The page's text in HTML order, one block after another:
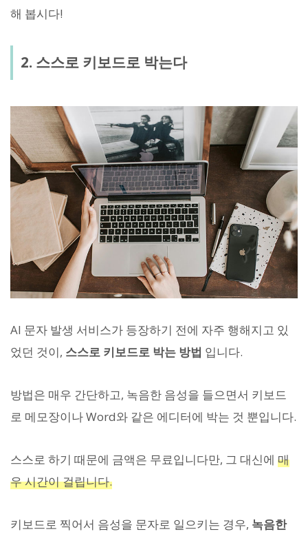
해 봅시다!
2. 스스로 키보드로 박는다
AI 문자 발생 서비스가 등장하기 전에 자주 행해지고 있
었던 것이, 스스로 키보드로 박는 방법 입니다.
방법은 매우 간단하고, 녹음한 음성을 들으면서 키보드
로 메모장이나 Word와 같은 에디터에 박는 것 뿐입니다.
스스로 하기 때문에 금액은 무료입니다만, 그 대신에 매
우 시간이 걸립니다.
키보드로 찍어서 음성을 문자로 일으키는 경우, 녹음한